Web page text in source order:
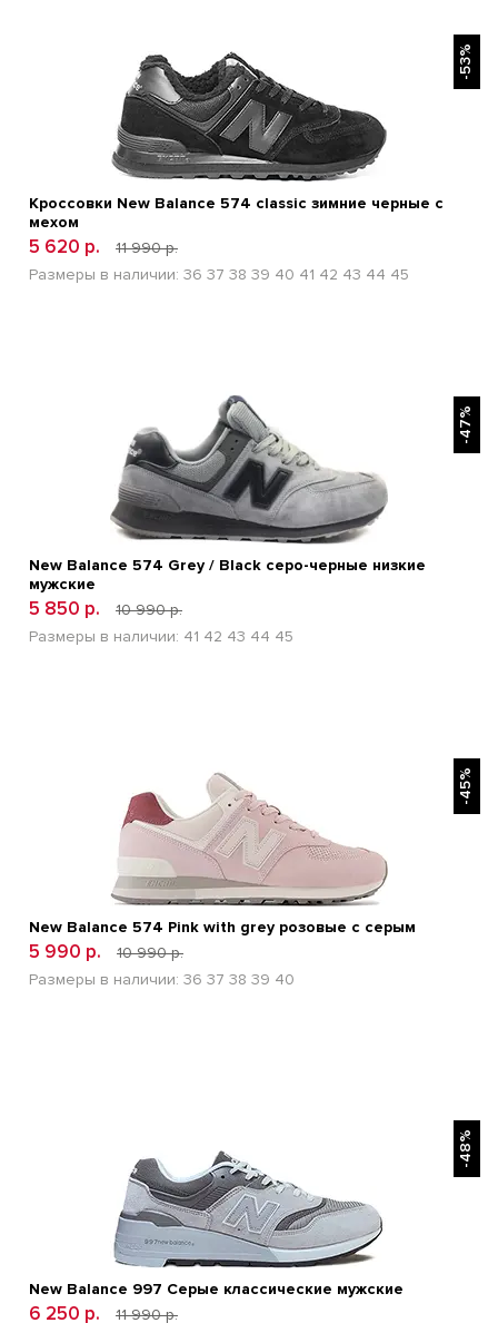
-53%
Кроссовки New Balance 574 classic зимние черные с
мехом
5 620 р.
11 990 р.
Размеры в наличии: 36 37 38 39 40 41 42 43 44 45
БЫСТРЫЙ ПРОСМОТР
-47%
New Balance 574 Grey / Black серо-черные низкие
мужские
5 850 р.
10 990 р.
Размеры в наличии: 41 42 43 44 45
-45%
New Balance 574 Pink with grey розовые с серым
5 990 р.
10 990 р.
Размеры в наличии: 36 37 38 39 40
-48%
New Balance 997 Серые классические мужские
6 250 р.
11 990 р.